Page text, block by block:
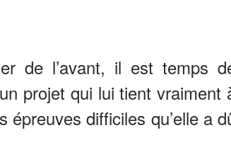
de l’avant, il est temps
projet qui lui tient vraiment
difficiles qu’elle a